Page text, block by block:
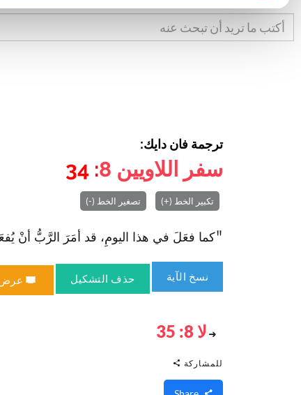
ترجمة فان دايك:
سفر اللاويين 8
: 34
تكبير الخط (+) تصغير الخط (-)
"كما فعَلَ في هذا اليومِ، قد أمَرَ الرَّبُّ أنْ يُفعَلَ
نسخ الآية حذف التشكيل عرض
لا 8: 35
للمشاركة